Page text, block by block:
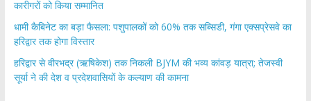
कारीगरों को किया सम्मानित
​धामी कैबिनेट का बड़ा फैसला: पशुपालकों को 60% तक सब्सिडी, गंगा एक्सप्रेसवे का
हरिद्वार तक होगा विस्तार
​हरिद्वार से वीरभद्र (ऋषिकेश) तक निकली BJYM की भव्य कांवड़ यात्रा; तेजस्वी
सूर्या ने की देश व प्रदेशवासियों के कल्याण की कामना